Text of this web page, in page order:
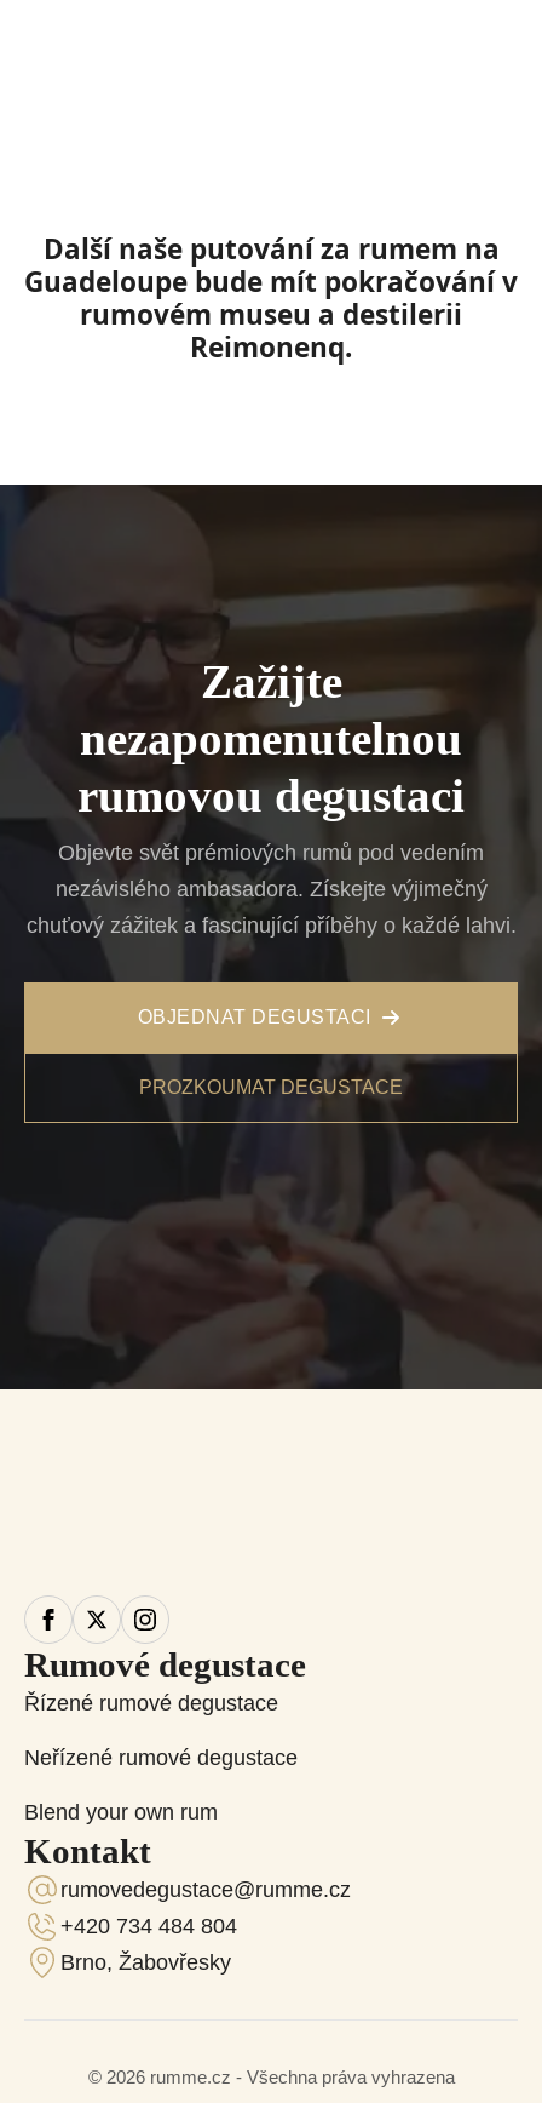
Další naše putování za rumem na
Guadeloupe bude mít pokračování v
rumovém museu a destilerii
Reimonenq.
Zažijte
nezapomenutelnou
rumovou degustaci
Objevte svět prémiových rumů pod vedením
nezávislého ambasadora. Získejte výjimečný
chuťový zážitek a fascinující příběhy o každé lahvi.
OBJEDNAT DEGUSTACI
PROZKOUMAT DEGUSTACE
Rumové degustace
Řízené rumové degustace
Neřízené rumové degustace
Blend your own rum
Kontakt
rumovedegustace@rumme.cz
+420 734 484 804
Brno, Žabovřesky
© 2026 rumme.cz - Všechna práva vyhrazena